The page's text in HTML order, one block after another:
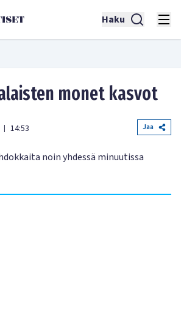
Haku
monet kasvot
| 14:53 Jaa
noin yhdessä minuutissa